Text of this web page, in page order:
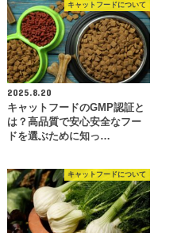
キャットフードについて
2025.8.20
キャットフードのGMP認証と
は？高品質で安心安全なフー
ドを選ぶために知っ…
キャットフードについて